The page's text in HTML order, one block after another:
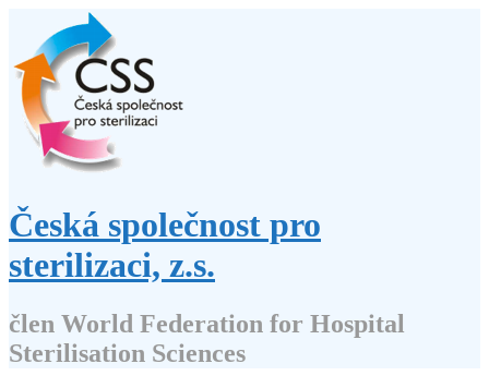
obsahu
webu
Česká společnost pro
sterilizaci, z.s.
člen World Federation for Hospital
Sterilisation Sciences